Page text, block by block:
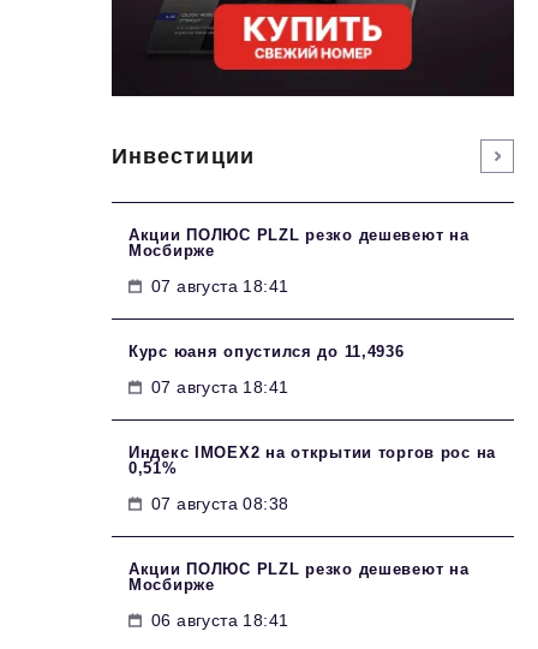
Инвестиции
Акции ПОЛЮС PLZL резко дешевеют на
Мосбирже
07 августа 18:41
Курс юаня опустился до 11,4936
07 августа 18:41
Индекс IMOEX2 на открытии торгов рос на
0,51%
07 августа 08:38
Акции ПОЛЮС PLZL резко дешевеют на
Мосбирже
06 августа 18:41